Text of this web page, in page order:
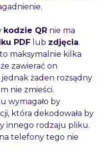
kodzie QR nie ma
PDF lub zdjęcia.
maksymalnie kilka
zawierać on
żaden rozsądny
nie zmieści.
wymagało by
która dekodowała by
innego rodzaju pliku.
telefony tego nie